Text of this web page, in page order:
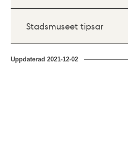
Stadsmuseet tipsar
Uppdaterad2021-12-02